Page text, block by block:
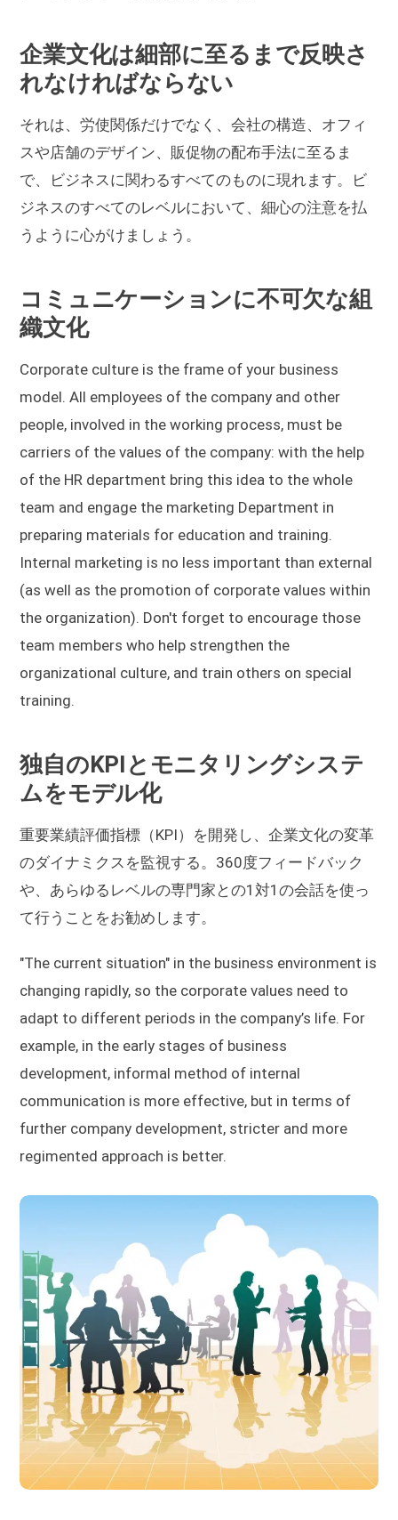
企業文化は細部に至るまで反映さ
れなければならない
それは、労使関係だけでなく、会社の構造、オフィ
スや店舗のデザイン、販促物の配布手法に至るま
で、ビジネスに関わるすべてのものに現れます。ビ
ジネスのすべてのレベルにおいて、細心の注意を払
うように心がけましょう。
コミュニケーションに不可欠な組
織文化
Corporate culture is the frame of your business
model. All employees of the company and other
people, involved in the working process, must be
carriers of the values of the company: with the help
of the HR department bring this idea to the whole
team and engage the marketing Department in
preparing materials for education and training.
Internal marketing is no less important than external
(as well as the promotion of corporate values within
the organization). Don't forget to encourage those
team members who help strengthen the
organizational culture, and train others on special
training.
独自のKPIとモニタリングシステ
ムをモデル化
重要業績評価指標（KPI）を開発し、企業文化の変革
のダイナミクスを監視する。360度フィードバック
や、あらゆるレベルの専門家との1対1の会話を使っ
て行うことをお勧めします。
"The current situation" in the business environment is
changing rapidly, so the corporate values need to
adapt to different periods in the company’s life. For
example, in the early stages of business
development, informal method of internal
communication is more effective, but in terms of
further company development, stricter and more
regimented approach is better.